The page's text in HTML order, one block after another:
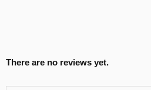
There are no reviews yet.